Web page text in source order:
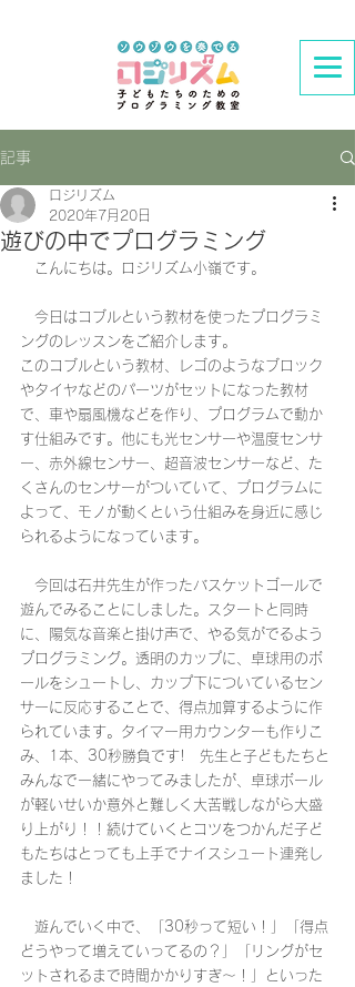
記事
遊びの中でプログラミング
ロジリズム
2020年7月20日
こんにちは。ロジリズム小嶺です。
今日はコブルという教材を使ったプログラミ
ングのレッスンをご紹介します。
このコブルという教材、レゴのようなブロック
やタイヤなどのパーツがセットになった教材
で、車や扇風機などを作り、プログラムで動か
す仕組みです。他にも光センサーや温度センサ
ー、赤外線センサー、超音波センサーなど、た
くさんのセンサーがついていて、プログラムに
よって、モノが動くという仕組みを身近に感じ
られるようになっています。
今回は石井先生が作ったバスケットゴールで
遊んでみることにしました。スタートと同時
に、陽気な音楽と掛け声で、やる気がでるよう
プログラミング。透明のカップに、卓球用のボ
ールをシュートし、カップ下についているセン
サーに反応することで、得点加算するように作
られています。タイマー用カウンターも作りこ
み、1本、30秒勝負です!　先生と子どもたちと
みんなで一緒にやってみましたが、卓球ボール
が軽いせいか意外と難しく大苦戦しながら大盛
り上がり！！続けていくとコツをつかんだ子ど
もたちはとっても上手でナイスシュート連発し
ました！
遊んでいく中で、「30秒って短い！」「得点
どうやって増えていってるの？」「リングがセ
ットされるまで時間かかりすぎ～！」といった